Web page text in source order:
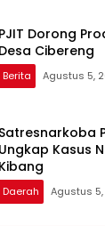
PJIT Dorong
Desa Cibereng
Berita Agustus 5,
Satresnarkoba
Ungkap Kasus
Kibang
Daerah Agustus